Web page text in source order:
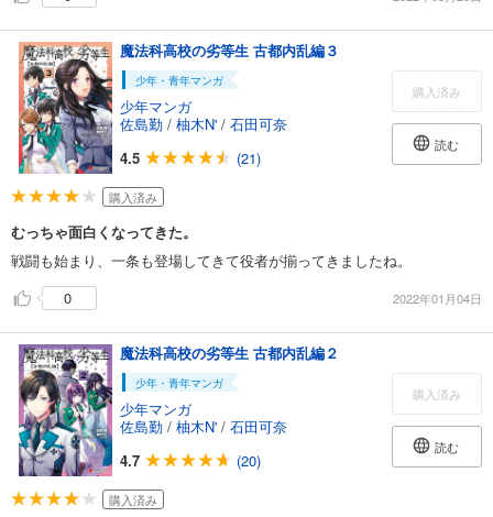
魔法科高校の劣等生 古都内乱編３
少年・青年マンガ
少年マンガ
佐島勤 / 柚木N' / 石田可奈
4.5
(21)
購入済み
読む
購入済み
むっちゃ面白くなってきた。
戦闘も始まり、一条も登場してきて役者が揃ってきましたね。
0
2022年01月04日
魔法科高校の劣等生 古都内乱編２
少年・青年マンガ
少年マンガ
佐島勤 / 柚木N' / 石田可奈
4.7
(20)
購入済み
読む
購入済み